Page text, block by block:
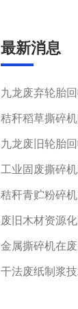
最新消息
废旧木材资源